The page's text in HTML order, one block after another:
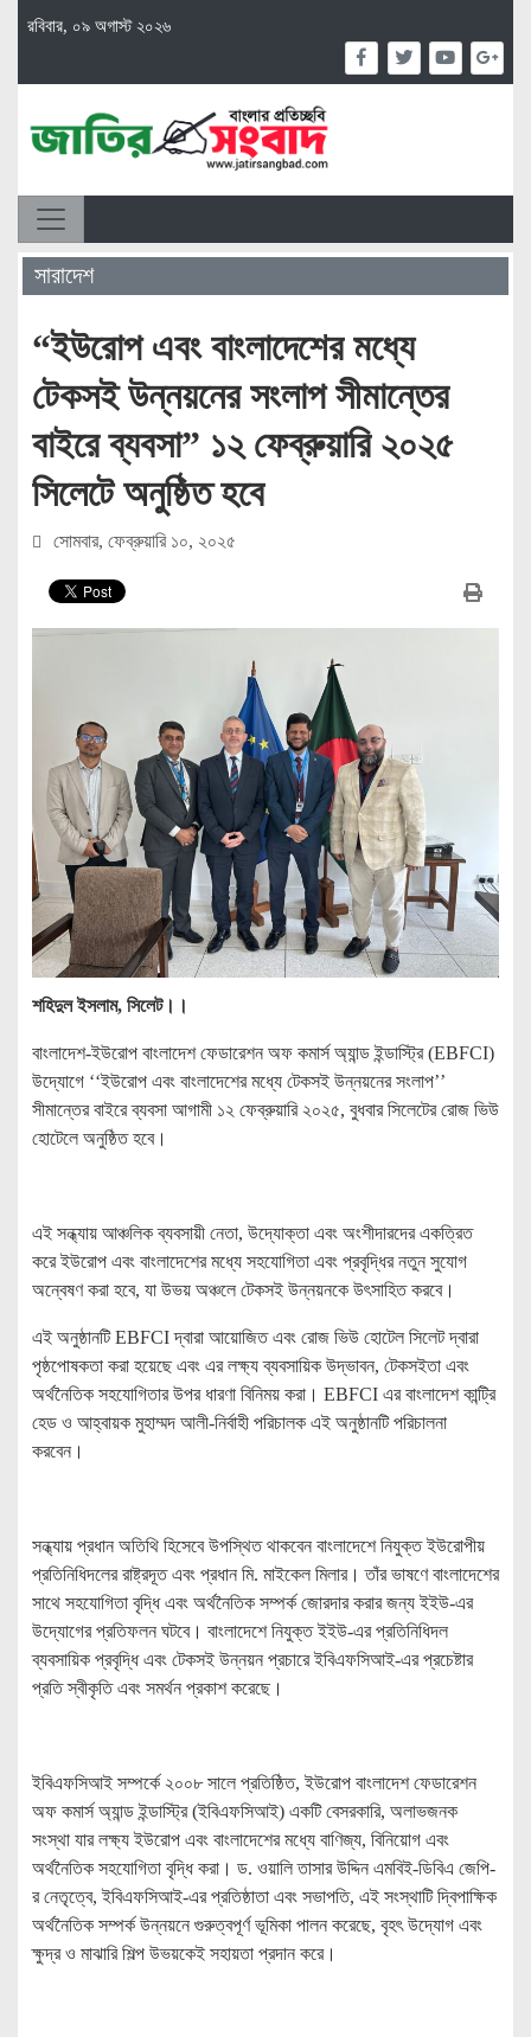
রবিবার, ০৯ অগাস্ট ২০২৬
সারাদেশ
“ইউরোপ এবং বাংলাদেশের মধ্যে
টেকসই উন্নয়নের সংলাপ সীমান্তের
বাইরে ব্যবসা” ১২ ফেব্রুয়ারি ২০২৫
সিলেটে অনুষ্ঠিত হবে
সোমবার, ফেব্রুয়ারি ১০, ২০২৫
শহিদুল ইসলাম, সিলেট।।
বাংলাদেশ-ইউরোপ বাংলাদেশ ফেডারেশন অফ কমার্স অ্যান্ড ইন্ডাস্ট্রি (EBFCI)
উদ্যোগে ‘‘ইউরোপ এবং বাংলাদেশের মধ্যে টেকসই উন্নয়নের সংলাপ’’
সীমান্তের বাইরে ব্যবসা আগামী ১২ ফেব্রুয়ারি ২০২৫, বুধবার সিলেটের রোজ ভিউ
হোটেলে অনুষ্ঠিত হবে।
এই সন্ধ্যায় আঞ্চলিক ব্যবসায়ী নেতা, উদ্যোক্তা এবং অংশীদারদের একত্রিত
করে ইউরোপ এবং বাংলাদেশের মধ্যে সহযোগিতা এবং প্রবৃদ্ধির নতুন সুযোগ
অন্বেষণ করা হবে, যা উভয় অঞ্চলে টেকসই উন্নয়নকে উৎসাহিত করবে।
এই অনুষ্ঠানটি EBFCI দ্বারা আয়োজিত এবং রোজ ভিউ হোটেল সিলেট দ্বারা
পৃষ্ঠপোষকতা করা হয়েছে এবং এর লক্ষ্য ব্যবসায়িক উদ্ভাবন, টেকসইতা এবং
অর্থনৈতিক সহযোগিতার উপর ধারণা বিনিময় করা। EBFCI এর বাংলাদেশ কান্ট্রি
হেড ও আহ্বায়ক মুহাম্মদ আলী-নির্বাহী পরিচালক এই অনুষ্ঠানটি পরিচালনা
করবেন।
সন্ধ্যায় প্রধান অতিথি হিসেবে উপস্থিত থাকবেন বাংলাদেশে নিযুক্ত ইউরোপীয়
প্রতিনিধিদলের রাষ্ট্রদূত এবং প্রধান মি. মাইকেল মিলার। তাঁর ভাষণে বাংলাদেশের
সাথে সহযোগিতা বৃদ্ধি এবং অর্থনৈতিক সম্পর্ক জোরদার করার জন্য ইইউ-এর
উদ্যোগের প্রতিফলন ঘটবে। বাংলাদেশে নিযুক্ত ইইউ-এর প্রতিনিধিদল
ব্যবসায়িক প্রবৃদ্ধি এবং টেকসই উন্নয়ন প্রচারে ইবিএফসিআই-এর প্রচেষ্টার
প্রতি স্বীকৃতি এবং সমর্থন প্রকাশ করেছে।
ইবিএফসিআই সম্পর্কে ২০০৮ সালে প্রতিষ্ঠিত, ইউরোপ বাংলাদেশ ফেডারেশন
অফ কমার্স অ্যান্ড ইন্ডাস্ট্রি (ইবিএফসিআই) একটি বেসরকারি, অলাভজনক
সংস্থা যার লক্ষ্য ইউরোপ এবং বাংলাদেশের মধ্যে বাণিজ্য, বিনিয়োগ এবং
অর্থনৈতিক সহযোগিতা বৃদ্ধি করা। ড. ওয়ালি তাসার উদ্দিন এমবিই-ডিবিএ জেপি-
র নেতৃত্বে, ইবিএফসিআই-এর প্রতিষ্ঠাতা এবং সভাপতি, এই সংস্থাটি দ্বিপাক্ষিক
অর্থনৈতিক সম্পর্ক উন্নয়নে গুরুত্বপূর্ণ ভূমিকা পালন করেছে, বৃহৎ উদ্যোগ এবং
ক্ষুদ্র ও মাঝারি শিল্প উভয়কেই সহায়তা প্রদান করে।